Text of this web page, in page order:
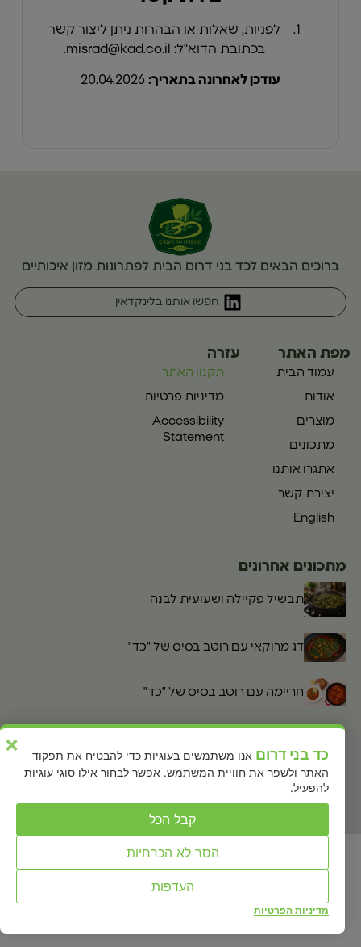
לפניות, שאלות או הבהרות ניתן ליצור קשר
בכתובת הדוא"ל: misrad@kad.co.il
.
עודכן לאחרונה בתאריך: 20.04.2026
ברוכים הבאים לכד בני דרום הבית לפתרונות מזון איכותיים
חפשו אותנו בלינקדאין
מפת האתר
עמוד הבית
אודות
מוצרים
מתכונים
אתגרו אותנו
יצירת קשר
English
עזרה
תקנון האתר
מדיניות פרטיות
Accessibility
Statement
מתכונים אחרונים
תבשיל פקיילה ושעועית לבנה
דג מרוקאי עם רוטב בסיס של "כד"
חריימה עם רוטב בסיס של "כד"
כל הזכויות שמורות לכד משפחה של טעמים Ⓒ2026
× כד בני דרום אנו משתמשים בעוגיות כדי להבטיח את תפקוד
האתר ולשפר את חוויית המשתמש. אפשר לבחור אילו סוגי עוגיות
להפעיל.
קבל הכל
הסר לא הכרחיות
העדפות
מדיניות הפרטיות